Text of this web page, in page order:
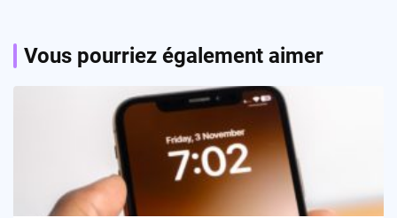
Vous pourriez également aimer